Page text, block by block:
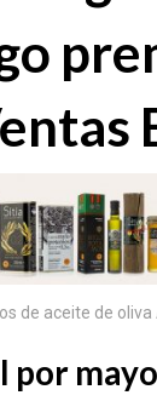
de aceite de oliva
por